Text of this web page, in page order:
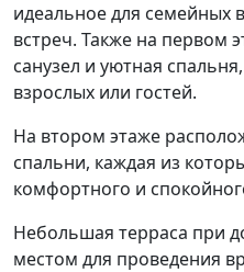
идеальное для семейных
встреч. Также на первом
санузел и уютная
взрослых или гостей.
На втором этаже
спальни, каждая из
комфортного и
Небольшая терраса при
местом для проведения